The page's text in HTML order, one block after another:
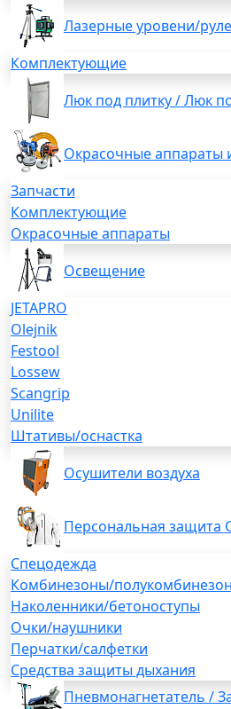
Лазерные уровени/
Комплектующие
Люк под плитку / Люк
Окрасочные аппараты
Запчасти
Комплектующие
Окрасочные аппараты
Освещение
JETAPRO
Olejnik
Festool
Lossew
Scangrip
Unilite
Штативы/оснастка
Осушители воздуха
Персональная защита
Спецодежда
Комбинезоны/
Наколенники/бетоноступы
Очки/наушники
Перчатки/салфетки
Средства защиты дыхания
Пневмонагнетатель /